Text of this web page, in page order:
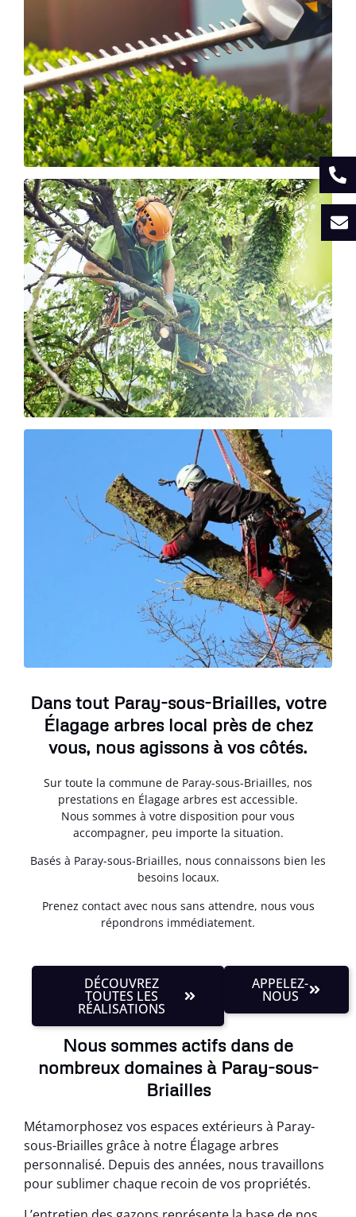
Dans tout Paray-sous-Briailles, votre
Élagage arbres local près de chez
vous, nous agissons à vos côtés.
Sur toute la commune de Paray-sous-Briailles, nos
prestations en Élagage arbres est accessible.
Nous sommes à votre disposition pour vous
accompagner, peu importe la situation.
Basés à Paray-sous-Briailles, nous connaissons bien les
besoins locaux.
Prenez contact avec nous sans attendre, nous vous
répondrons immédiatement.
DÉCOUVREZ
TOUTES LES
RÉALISATIONS
APPELEZ-
NOUS
Nous sommes actifs dans de
nombreux domaines à Paray-sous-
Briailles
Métamorphosez vos espaces extérieurs à Paray-
sous-Briailles grâce à notre Élagage arbres
personnalisé. Depuis des années, nous travaillons
pour sublimer chaque recoin de vos propriétés.